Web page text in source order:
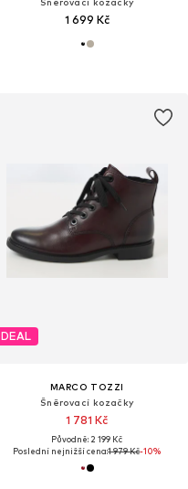
1 699 Kč
DEAL
MARCO TOZZI
Šněrovací kozačky
1 781 Kč
Původně: 2 199 Kč
Poslední nejnižší cena:1 979 Kč-10%